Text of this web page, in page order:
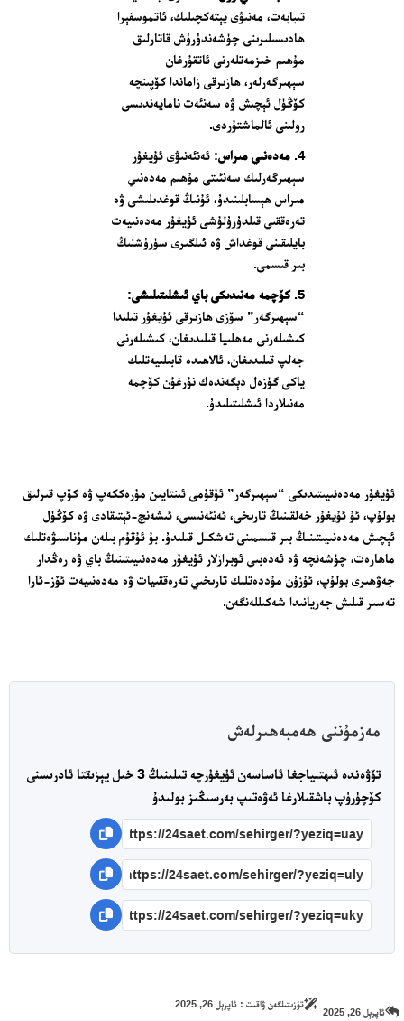
تىبابەت، مەنىۋى يېتەكچىلىك، ئاتموسفېرا
ھادىسىلىرىنى چۈشەندۈرۈش قاتارلىق
مۇھىم خىزمەتلەرنى ئاتقۇرغان
سېھىرگەرلەر، ھازىرقى زاماندا كۆپىنچە
كۆڭۈل ئېچىش ۋە سەنئەت نامايەندىسى
رولىنى ئالماشتۇردى.
مەدەنىي مىراس: ئەنئەنىۋى ئۇيغۇر
سېھىرگەرلىك سەنئىتى مۇھىم مەدەنىي
مىراس ھېسابلىنىدۇ، ئۇنىڭ قوغدىلىشى ۋە
تەرەققىي قىلدۇرۇلۇشى ئۇيغۇر مەدەنىيەت
بايلىقىنى قوغداش ۋە ئىلگىرى سۈرۈشنىڭ
بىر قىسمى.
كۆچمە مەنىدىكى باي ئىشلىتىلىشى:
“سېھىرگەر” سۆزى ھازىرقى ئۇيغۇر تىلىدا
كىشىلەرنى مەھلىيا قىلىدىغان، كىشىلەرنى
جەلپ قىلىدىغان، ئالاھىدە قابىلىيەتلىك
ياكى گۈزەل دېگەندەك نۇرغۇن كۆچمە
مەنىلاردا ئىشلىتىلىدۇ.
ئۇيغۇر مەدەنىيىتىدىكى “سېھىرگەر” ئۇقۇمى ئىنتايىن مۇرەككەپ ۋە كۆپ قىرلىق
بولۇپ، ئۇ ئۇيغۇر خەلقىنىڭ تارىخى، ئەنئەنىسى، ئىشەنچ-ئېتىقادى ۋە كۆڭۈل
ئېچىش مەدەنىيىتىنىڭ بىر قىسمىنى تەشكىل قىلىدۇ. بۇ ئۇقۇم بىلەن مۇناسىۋەتلىك
ماھارەت، چۈشەنچە ۋە ئەدەبىي ئوبرازلار ئۇيغۇر مەدەنىيىتىنىڭ باي ۋە رەڭدار
جەۋھىرى بولۇپ، ئۇزۇن مۇددەتلىك تارىخىي تەرەققىيات ۋە مەدەنىيەت ئۆز-ئارا
تەسىر قىلىش جەريانىدا شەكىللەنگەن.
مەزمۇننى ھەمبەھىرلەش
تۆۋەندە ئىھتىياجغا ئاساسەن ئۇيغۇرچە تىلىنىڭ 3 خىل يېزىقتا ئادرىسنى
كۆچۈرۈپ باشقىلارغا ئەۋەتىپ بەرسىڭىز بولىدۇ
ئاپرېل 26, 2025
تۈزىتىلگەن ۋاقىت : ئاپرېل 26, 2025